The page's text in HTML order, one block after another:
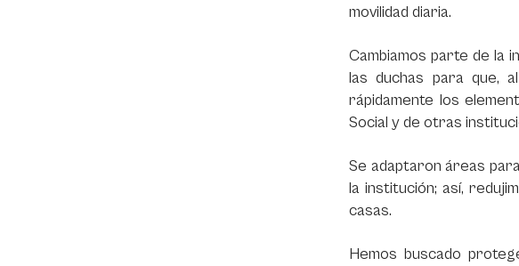
movilidad diaria.
Cambiamos parte de la
las duchas para que,
rápidamente los
Social y de otras
Se adaptaron áreas
la institución; así,
casas.
Hemos buscado